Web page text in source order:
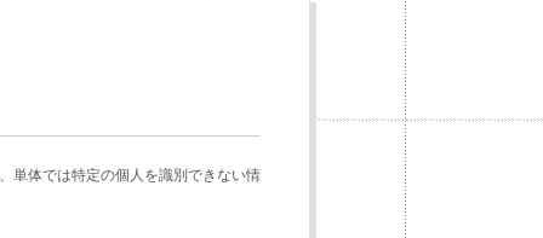
単体では特定の個人を識別できない情